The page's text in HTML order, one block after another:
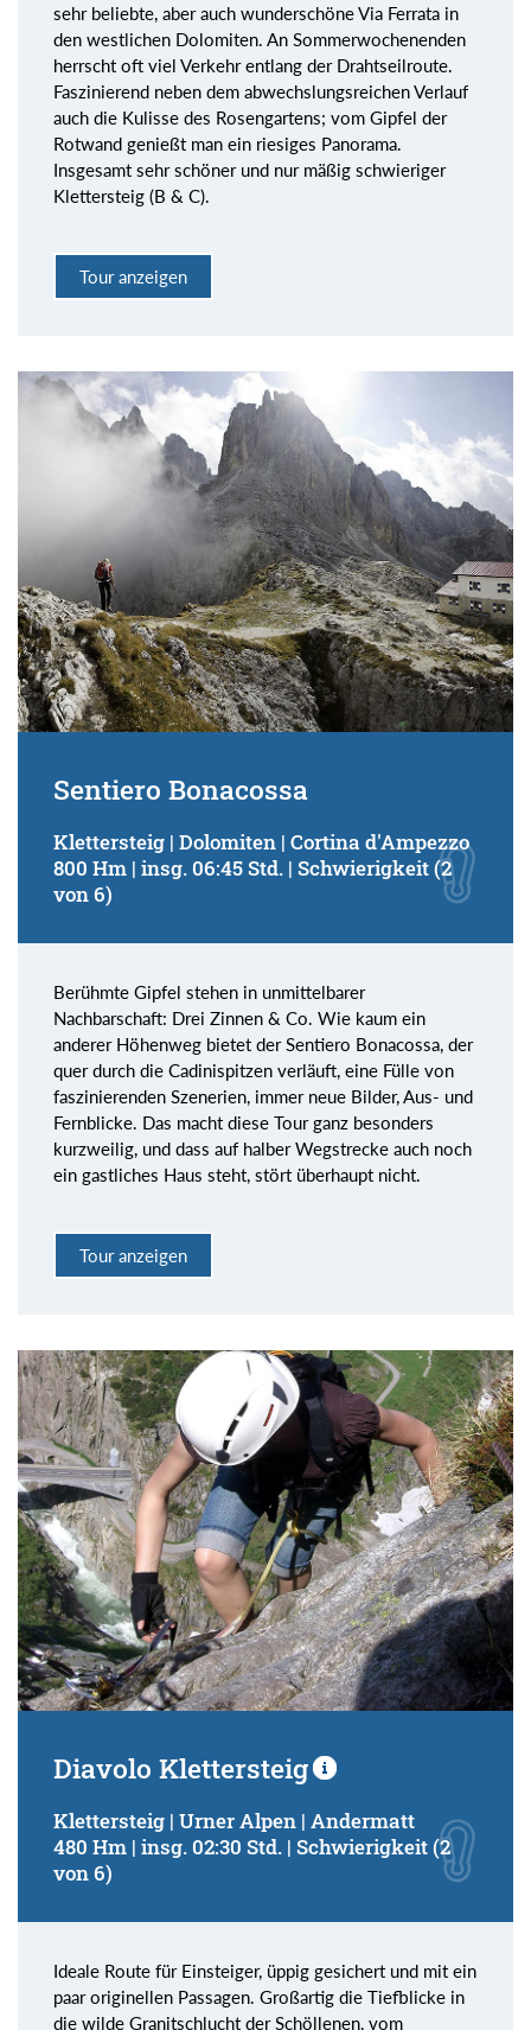
sehr beliebte, aber auch wunderschöne Via Ferrata in
den westlichen Dolomiten. An Sommerwochenenden
herrscht oft viel Verkehr entlang der Drahtseilroute.
Faszinierend neben dem abwechslungsreichen Verlauf
auch die Kulisse des Rosengartens; vom Gipfel der
Rotwand genießt man ein riesiges Panorama.
Insgesamt sehr schöner und nur mäßig schwieriger
Klettersteig (B & C).
Tour anzeigen
Sentiero Bonacossa
Klettersteig | Dolomiten | Cortina d'Ampezzo
800 Hm | insg. 06:45 Std. | Schwierigkeit (2
von 6)
Berühmte Gipfel stehen in unmittelbarer
Nachbarschaft: Drei Zinnen & Co. Wie kaum ein
anderer Höhenweg bietet der Sentiero Bonacossa, der
quer durch die Cadinispitzen verläuft, eine Fülle von
faszinierenden Szenerien, immer neue Bilder, Aus- und
Fernblicke. Das macht diese Tour ganz besonders
kurzweilig, und dass auf halber Wegstrecke auch noch
ein gastliches Haus steht, stört überhaupt nicht.
Tour anzeigen
Diavolo Klettersteig
Klettersteig | Urner Alpen | Andermatt
480 Hm | insg. 02:30 Std. | Schwierigkeit (2
von 6)
Ideale Route für Einsteiger, üppig gesichert und mit ein
paar originellen Passagen. Großartig die Tiefblicke in
die wilde Granitschlucht der Schöllenen, vom